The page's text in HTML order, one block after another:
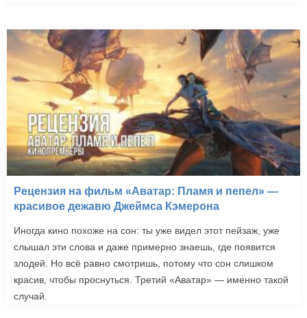
Рецензия на фильм «Аватар: Пламя и пепел» —
красивое дежавю Джеймса Кэмерона
Иногда кино похоже на сон: ты уже видел этот пейзаж, уже
слышал эти слова и даже примерно знаешь, где появится
злодей. Но всё равно смотришь, потому что сон слишком
красив, чтобы проснуться. Третий «Аватар» — именно такой
случай.